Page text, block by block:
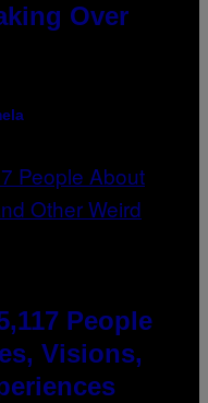
Over
People
Visions,